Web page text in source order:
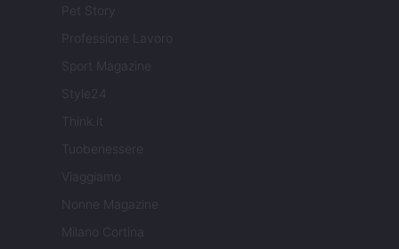
Pet Story
Professione Lavoro
Sport Magazine
Style24
Think.it
Tuobenessere
Viaggiamo
Nonne Magazine
Milano Cortina